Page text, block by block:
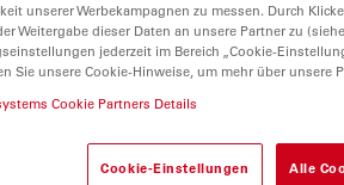
beizutragen, unserem
unserer Werbekampagnen zu messen. Durch
Weitergabe dieser Daten an unsere Partner zu
jederzeit im Bereich „Cookie-
Sie unsere Cookie-Hinweise, um mehr über unsere
Cookie Partners Details
Cookie-Einstellungen Alle